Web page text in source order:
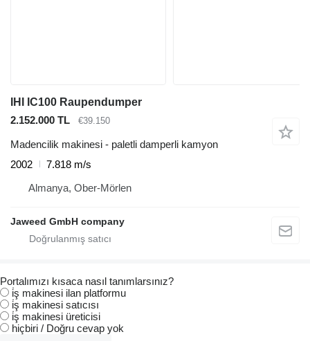
IHI IC100 Raupendumper
2.152.000 TL
€39.150
Madencilik makinesi - paletli damperli kamyon
2002
7.818 m/s
Almanya, Ober-Mörlen
Jaweed GmbH company
Portalımızı kısaca nasıl tanımlarsınız?
i̇ş makinesi ilan platformu
i̇ş makinesi satıcısı
i̇ş makinesi üreticisi
hiçbiri / Doğru cevap yok